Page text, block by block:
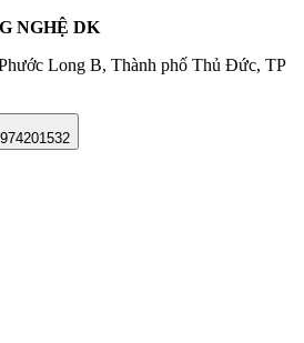
NGHỆ DK
Long B, Thành phố Thủ Đức, TP